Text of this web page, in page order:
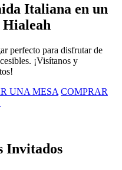
Italiana en un
Hialeah
perfecto para disfrutar de
¡Visítanos y
UNA MESA COMPRAR
Invitados